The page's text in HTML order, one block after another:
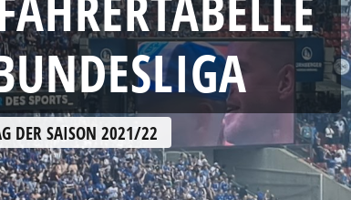
DER SAISON 2021/22